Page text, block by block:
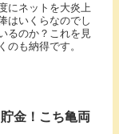
にネットを大炎上
はいくらなのでし
るのか？これを見
のも納得です。
金！こち亀両